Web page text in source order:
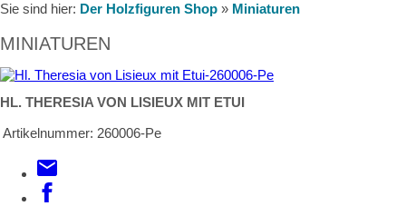
Sie sind hier: Der Holzfiguren Shop » Miniaturen
MINIATUREN
HL. THERESIA VON LISIEUX MIT ETUI
Artikelnummer: 260006-Pe